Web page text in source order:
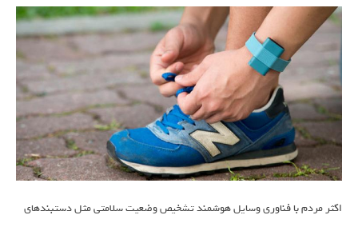
اکثر مردم با فناوری وسایل هوشمند تشخیص وضعیت سلامتی مثل دستبندهای